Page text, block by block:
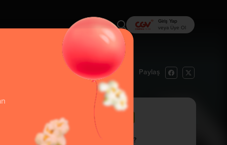
Giriş Yap
veya Üye Ol
İzlemek İstiyorum Paylaş
İzleyenler Nasıl Buldular?